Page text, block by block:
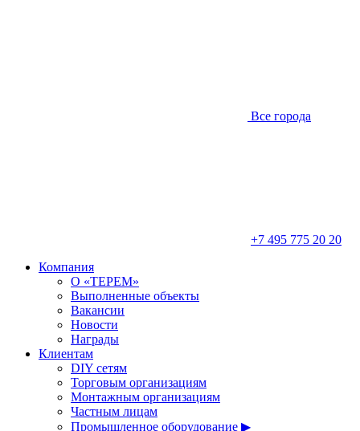
Все города
+7 495 775 20 20
Компания
О «ТЕРЕМ»
Выполненные объекты
Вакансии
Новости
Награды
Клиентам
DIY сетям
Торговым организациям
Монтажным организациям
Частным лицам
Промышленное оборудование ▶